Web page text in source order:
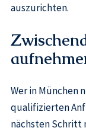
auszurichten.
Wer in München
qualifizierten
nächsten Schritt